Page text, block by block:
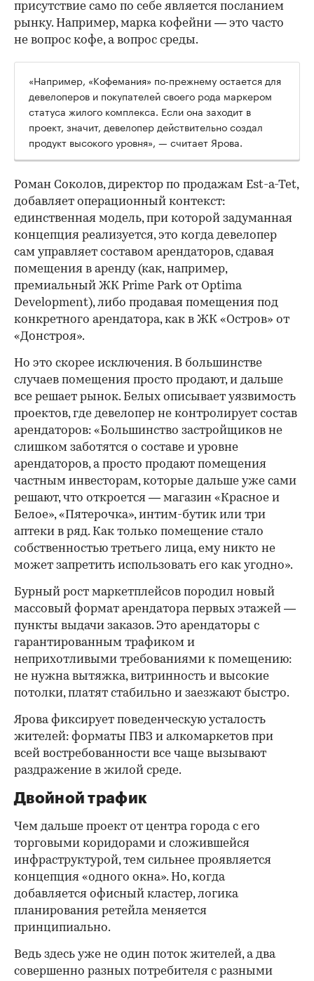
присутствие само по себе является посланием
рынку. Например, марка кофейни — это часто
не вопрос кофе, а вопрос среды.
«Например, «Кофемания» по-прежнему остается для
девелоперов и покупателей своего рода маркером
статуса жилого комплекса. Если она заходит в
проект, значит, девелопер действительно создал
продукт высокого уровня», — считает Ярова.
Роман Соколов, директор по продажам Est-a-Tet,
добавляет операционный контекст:
единственная модель, при которой задуманная
концепция реализуется, это когда девелопер
сам управляет составом арендаторов, сдавая
помещения в аренду (как, например,
премиальный ЖК Prime Park от Optima
Development), либо продавая помещения под
конкретного арендатора, как в ЖК «Остров» от
«Донстроя».
Но это скорее исключения. В большинстве
случаев помещения просто продают, и дальше
все решает рынок. Белых описывает уязвимость
проектов, где девелопер не контролирует состав
арендаторов: «Большинство застройщиков не
слишком заботятся о составе и уровне
арендаторов, а просто продают помещения
частным инвесторам, которые дальше уже сами
решают, что откроется — магазин «Красное и
Белое», «Пятерочка», интим-бутик или три
аптеки в ряд. Как только помещение стало
собственностью третьего лица, ему никто не
может запретить использовать его как угодно».
Бурный рост маркетплейсов породил новый
массовый формат арендатора первых этажей —
пункты выдачи заказов. Это арендаторы с
гарантированным трафиком и
неприхотливыми требованиями к помещению:
не нужна вытяжка, витринность и высокие
потолки, платят стабильно и заезжают быстро.
Ярова фиксирует поведенческую усталость
жителей: форматы ПВЗ и алкомаркетов при
всей востребованности все чаще вызывают
раздражение в жилой среде.
Двойной трафик
Чем дальше проект от центра города с его
торговыми коридорами и сложившейся
инфраструктурой, тем сильнее проявляется
концепция «одного окна». Но, когда
добавляется офисный кластер, логика
планирования ретейла меняется
принципиально.
Ведь здесь уже не один поток жителей, а два
совершенно разных потребителя с разными